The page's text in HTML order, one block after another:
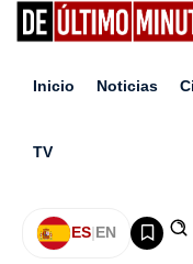
Inicio Noticias
TV
ES|EN